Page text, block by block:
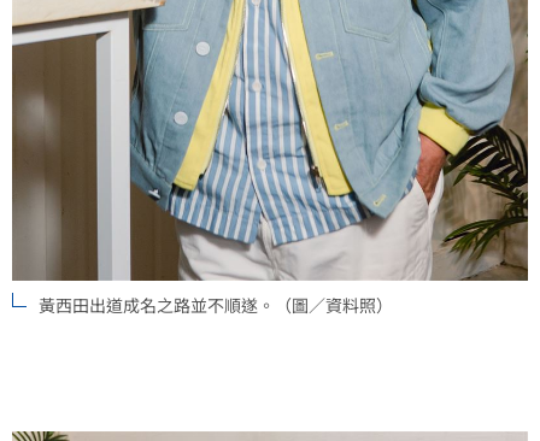
黃西田出道成名之路並不順遂。（圖／資料照）